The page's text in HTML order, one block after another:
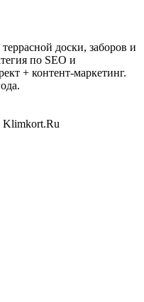
доски, заборов и
по SEO и
+ контент-маркетинг.
Klimkort.Ru